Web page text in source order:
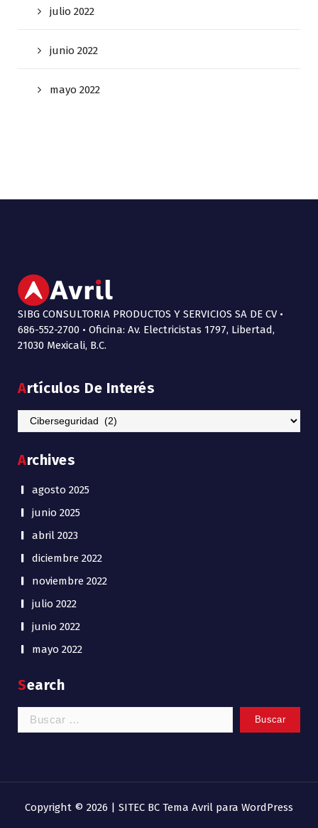
julio 2022
junio 2022
mayo 2022
SIBG CONSULTORIA PRODUCTOS Y SERVICIOS SA DE CV •
686-552-2700 • Oficina: Av. Electricistas 1797, Libertad,
21030 Mexicali, B.C.
Artículos De Interés
Artículos
de
Archives
agosto 2025
junio 2025
abril 2023
diciembre 2022
noviembre 2022
julio 2022
junio 2022
mayo 2022
Search
Buscar:
Copyright © 2026 | SITEC BC Tema Avril para WordPress